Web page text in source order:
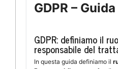
GDPR –
GDPR: definiamo il
responsabile del
In questa guida definiamo il